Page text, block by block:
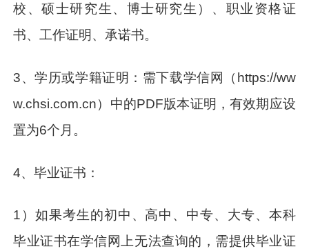
校、硕士研究生、博士研究生）、职业资格证
书、工作证明、承诺书。
3、学历或学籍证明：需下载学信网（https://ww
w.chsi.com.cn）中的PDF版本证明，有效期应设
置为6个月。
4、毕业证书：
1）如果考生的初中、高中、中专、大专、本科
毕业证书在学信网上无法查询的，需提供毕业证